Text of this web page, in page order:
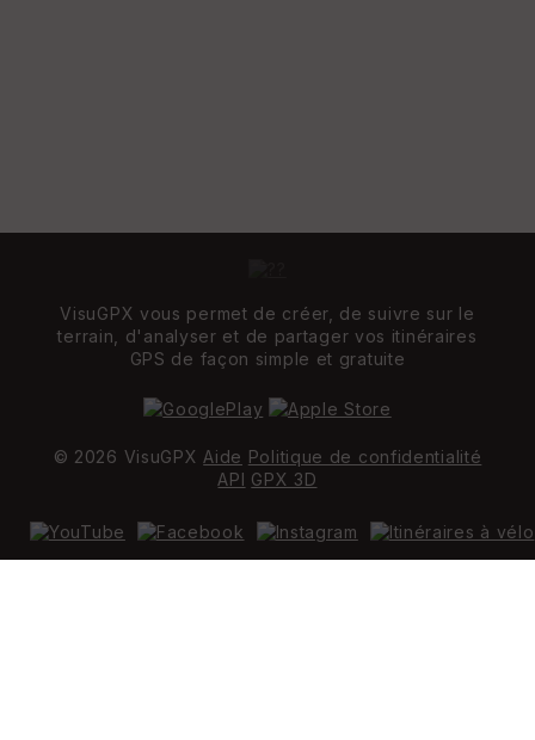
VisuGPX vous permet de créer, de suivre sur le
terrain, d'analyser et de partager vos itinéraires
GPS de façon simple et gratuite
© 2026 VisuGPX Aide Politique de confidentialité
API GPX 3D